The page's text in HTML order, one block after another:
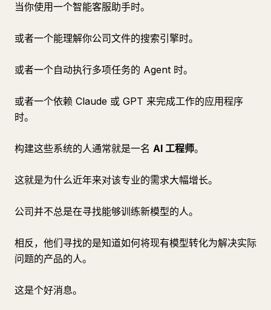
当你使用一个智能客服助手时。
或者一个能理解你公司文件的搜索引擎时。
或者一个自动执行多项任务的 Agent 时。
或者一个依赖 Claude 或 GPT 来完成工作的应用程序
时。
构建这些系统的人通常就是一名 AI 工程师。
这就是为什么近年来对该专业的需求大幅增长。
公司并不总是在寻找能够训练新模型的人。
相反，他们寻找的是知道如何将现有模型转化为解决实际
问题的产品的人。
这是个好消息。